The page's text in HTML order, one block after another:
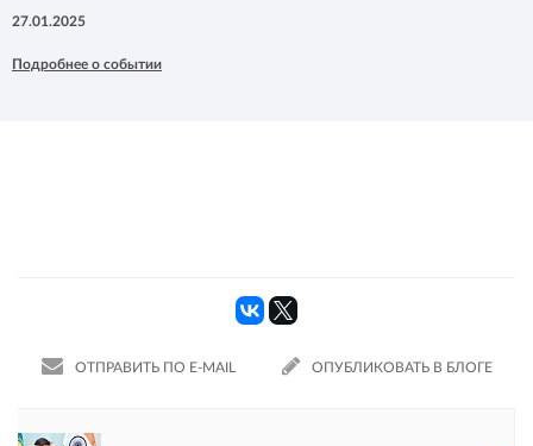
27.01.2025
Подробнее о событии
ОТПРАВИТЬ ПО E-MAIL ОПУБЛИКОВАТЬ В БЛОГЕ